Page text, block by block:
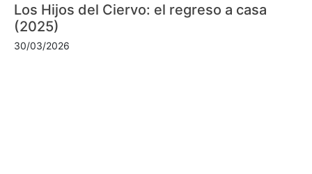
Los Hijos del Ciervo: el regreso a casa
(2025)
30/03/2026